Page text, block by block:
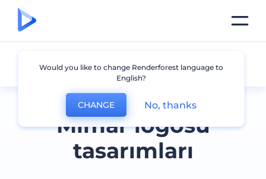
Mimar logosu
tasarımları
Mimar
Would you like to change Renderforest language to
English?
CHANGE No, thanks